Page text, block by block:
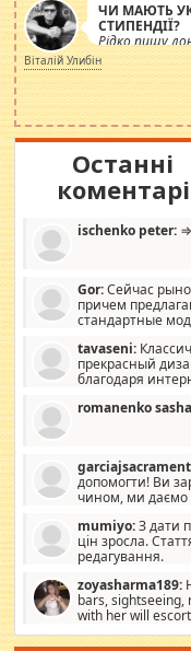
ЧИ МАЮТЬ
СТИПЕНДІЇ?
Рідко пишу
просто
навколо
Віталій Улибін
Останні
коментарі
ischenko peter:
Gor:Сейчас
причем
стандартные
стандартные формы, в
со вкусом все в
мебель, а это не
tavaseni:
прекрасный
благодаря
romanenko
допомогти! Ви
чином, ми даємо
допомагати людям,
заслуговує на другий
повинні приймати від
витрат, а тільки
коментуйте цей пост.
зв'яжемося з вами з
сьогодні на
mumiyo:З дати
цін зросла.
редагування.
zoyasharma189:
bars,
with her will
sexy escort companion
hotel had to spend the